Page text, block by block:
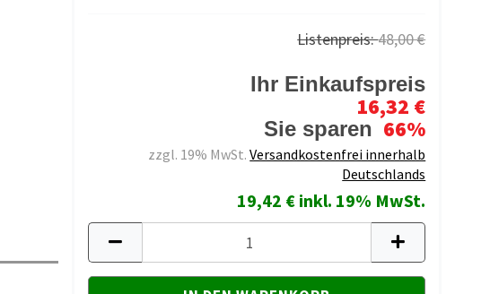
Listenpreis:48,00 €
Ihr Einkaufspreis
16,32 €
Sie sparen 66%
zzgl. 19% MwSt.Versandkostenfrei innerhalb
Deutschlands
19,42 € inkl. 19% MwSt.